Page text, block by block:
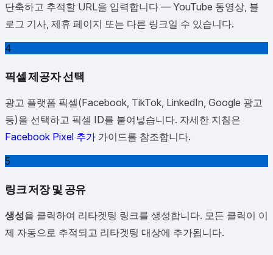
단축하고 추적할 URL을 입력합니다 — YouTube 동영상, 블
로그 기사, 제휴 페이지 또는 다른 링크일 수 있습니다.
4
픽셀 제공자 선택
광고 플랫폼 픽셀(Facebook, TikTok, LinkedIn, Google 광고
등)을 선택하고 픽셀 ID를 붙여넣습니다. 자세한 지침은
Facebook Pixel 추가 가이드를 참조합니다.
5
링크 저장 및 공유
생성을 클릭하여 리타겟팅 링크를 생성합니다. 모든 클릭이 이
제 자동으로 추적되고 리타겟팅 대상에 추가됩니다.